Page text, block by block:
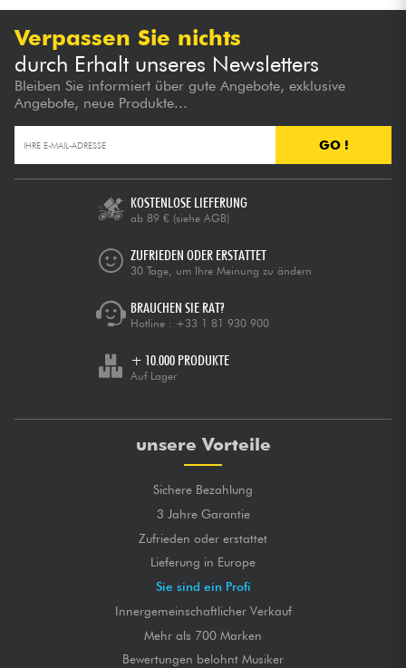
Verpassen Sie nichts
durch Erhalt unseres Newsletters
Bleiben Sie informiert über gute Angebote, exklusive
Angebote, neue Produkte...
GO !
KOSTENLOSE LIEFERUNG
ab 89 € (siehe AGB)
ZUFRIEDEN ODER ERSTATTET
30 Tage, um Ihre Meinung zu ändern
BRAUCHEN SIE RAT?
Hotline : +33 1 81 930 900
+ 10.000 PRODUKTE
Auf Lager
unsere Vorteile
Sichere Bezahlung
3 Jahre Garantie
Zufrieden oder erstattet
Lieferung in Europe
Sie sind ein Profi
Innergemeinschaftlicher Verkauf
Mehr als 700 Marken
Bewertungen belohnt Musiker